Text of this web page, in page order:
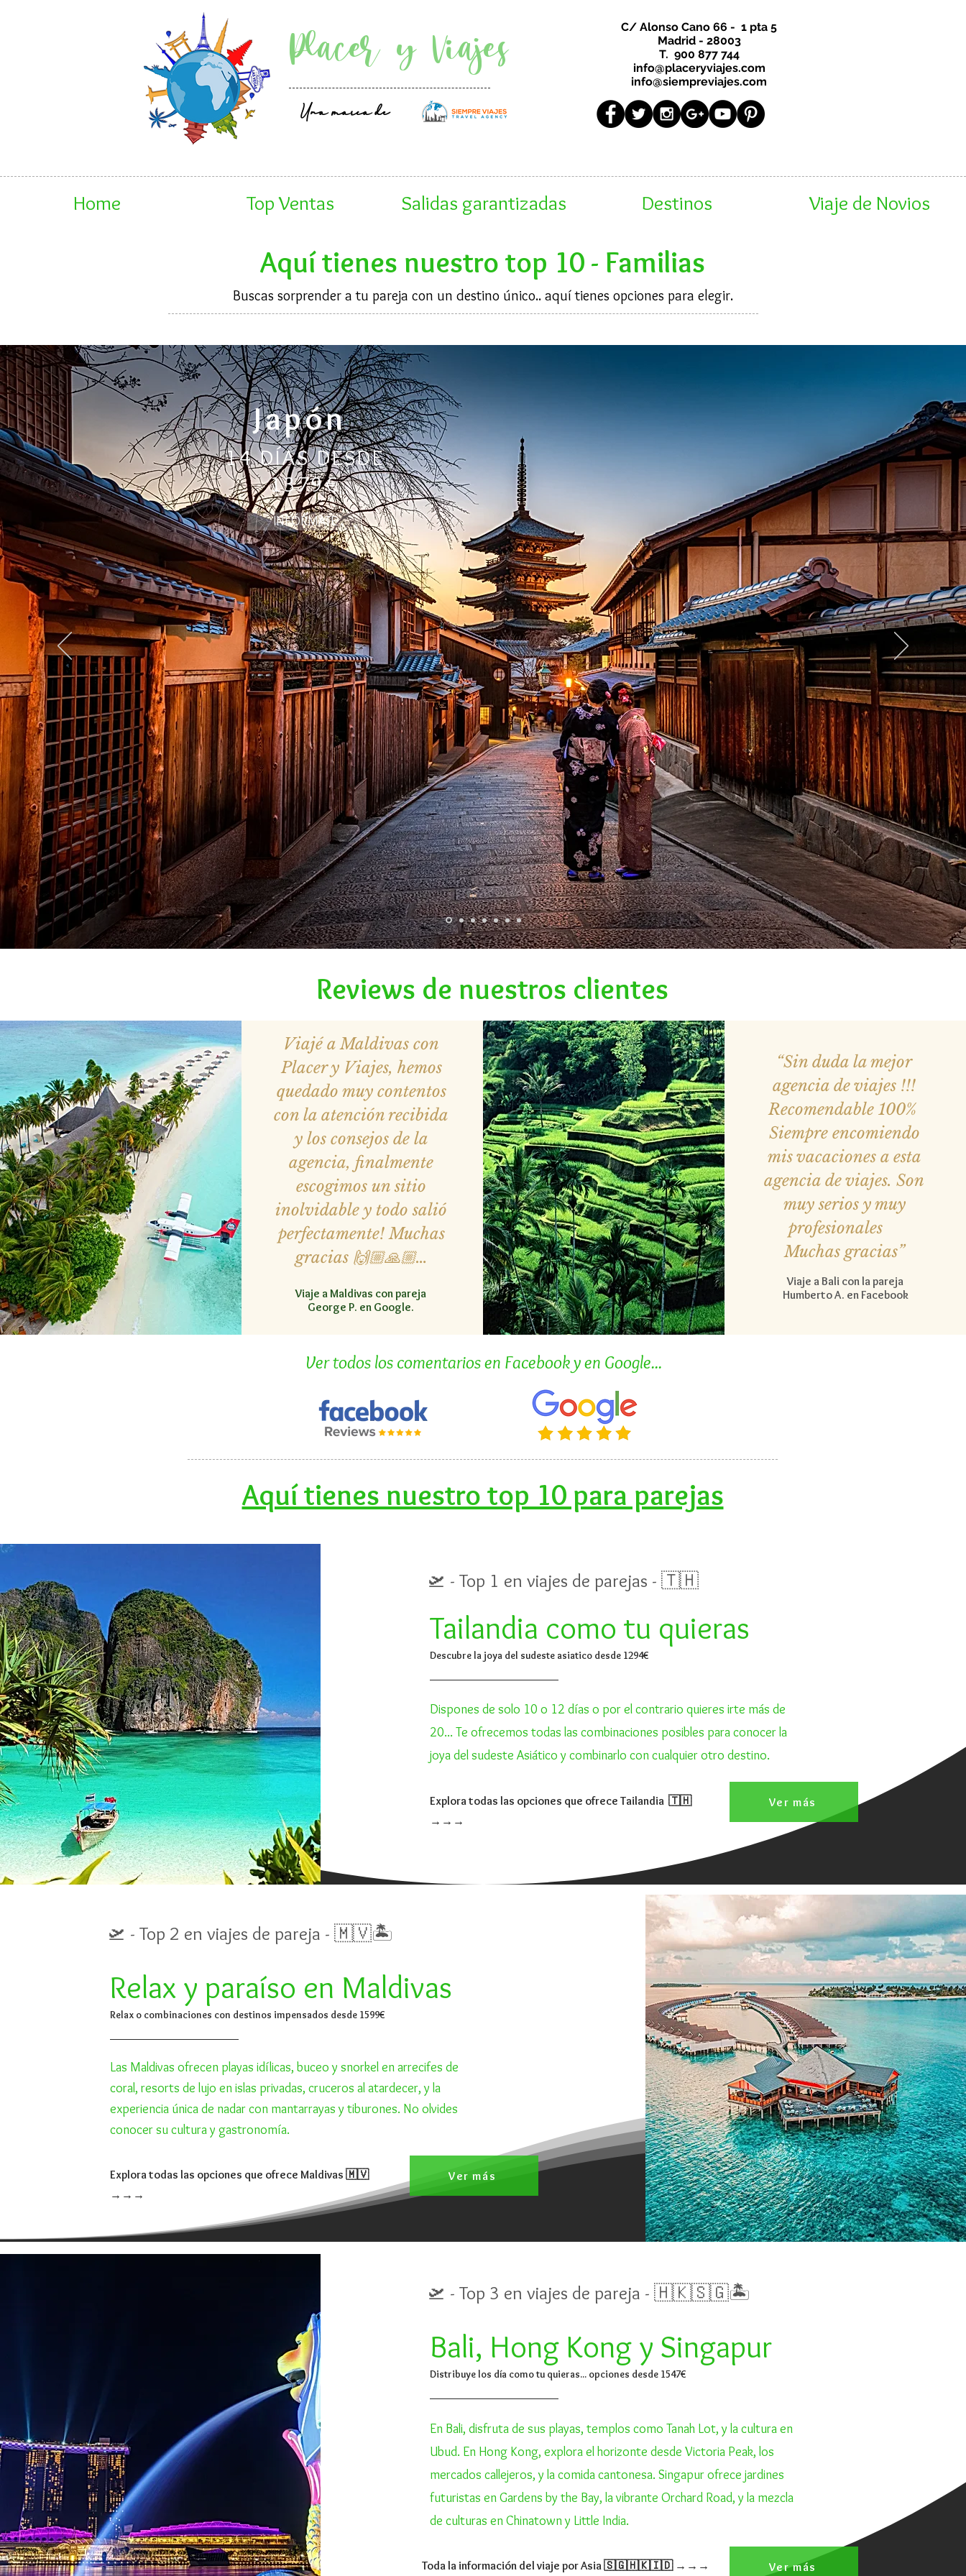
Placer y Viajes
Una marca de
C/ Alonso Cano 66 - 1 pta 5
Madrid - 28003
T. 900 877 744
info@placeryviajes.com
info@siempreviajes.com
Home Top Ventas Salidas garantizadas Destinos Viaje de Novios
Aquí tienes nuestro top 10 - Familias
Buscas sorprender a tu pareja con un destino único.. aquí tienes opciones para elegir.
Japón
14 DÍAS DESDE
1379€
INFÓRMATE
Reviews de nuestros clientes
Viajé a Maldivas con
Placer y Viajes, hemos
quedado muy contentos
con la atención recibida
y los consejos de la
agencia, finalmente
escogimos un sitio
inolvidable y todo salió
perfectamente! Muchas
gracias 🙌🏼🙏🏼…
Viaje a Maldivas con pareja
George P. en Google.
“Sin duda la mejor
agencia de viajes !!!
Recomendable 100%
Siempre encomiendo
mis vacaciones a esta
agencia de viajes. Son
muy serios y muy
profesionales
Muchas gracias”
Viaje a Bali con la pareja
Humberto A. en Facebook
Ver todos los comentarios en Facebook y en Google...
Aquí tienes nuestro top 10 para parejas
🛫 - Top 1 en viajes de parejas - 🇹🇭
Tailandia como tu quieras
Descubre la joya del sudeste asiatico desde 1294€
Dispones de solo 10 o 12 días o por el contrario quieres irte más de
20... Te ofrecemos todas las combinaciones posibles para conocer la
joya del sudeste Asiático y combinarlo con cualquier otro destino.
Explora todas las opciones que ofrece Tailandia 🇹🇭
→→→
Ver más
🛫 - Top 2 en viajes de pareja - 🇲🇻🏝️
Relax y paraíso en Maldivas
Relax o combinaciones con destinos impensados desde 1599€
Las Maldivas ofrecen playas idílicas, buceo y snorkel en arrecifes de
coral, resorts de lujo en islas privadas, cruceros al atardecer, y la
experiencia única de nadar con mantarrayas y tiburones. No olvides
conocer su cultura y gastronomía.
Explora todas las opciones que ofrece Maldivas 🇲🇻
→→→
Ver más
🛫 - Top 3 en viajes de pareja - 🇭🇰🇸🇬🏝️
Bali, Hong Kong y Singapur
Distribuye los día como tu quieras... opciones desde 1547€
En Bali, disfruta de sus playas, templos como Tanah Lot, y la cultura en
Ubud. En Hong Kong, explora el horizonte desde Victoria Peak, los
mercados callejeros, y la comida cantonesa. Singapur ofrece jardines
futuristas en Gardens by the Bay, la vibrante Orchard Road, y la mezcla
de culturas en Chinatown y Little India.
Toda la información del viaje por Asia 🇸🇬🇭🇰🇮🇩 →→→ Ver más